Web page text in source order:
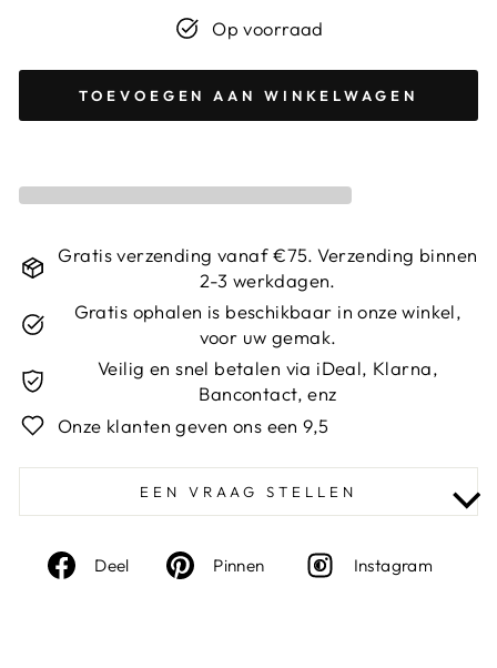
Op voorraad
TOEVOEGEN AAN WINKELWAGEN
Gratis verzending vanaf €75. Verzending binnen
2-3 werkdagen.
Gratis ophalen is beschikbaar in onze winkel,
voor uw gemak.
Veilig en snel betalen via iDeal, Klarna,
Bancontact, enz
Onze klanten geven ons een 9,5
EEN VRAAG STELLEN
Deel
Deel
Pinnen
Deel
Instagram